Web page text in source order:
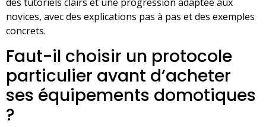
novices, avec des explications pas à pas et des exemples
concrets.
Faut-il choisir un protocole
particulier avant d’acheter
ses équipements domotiques
?